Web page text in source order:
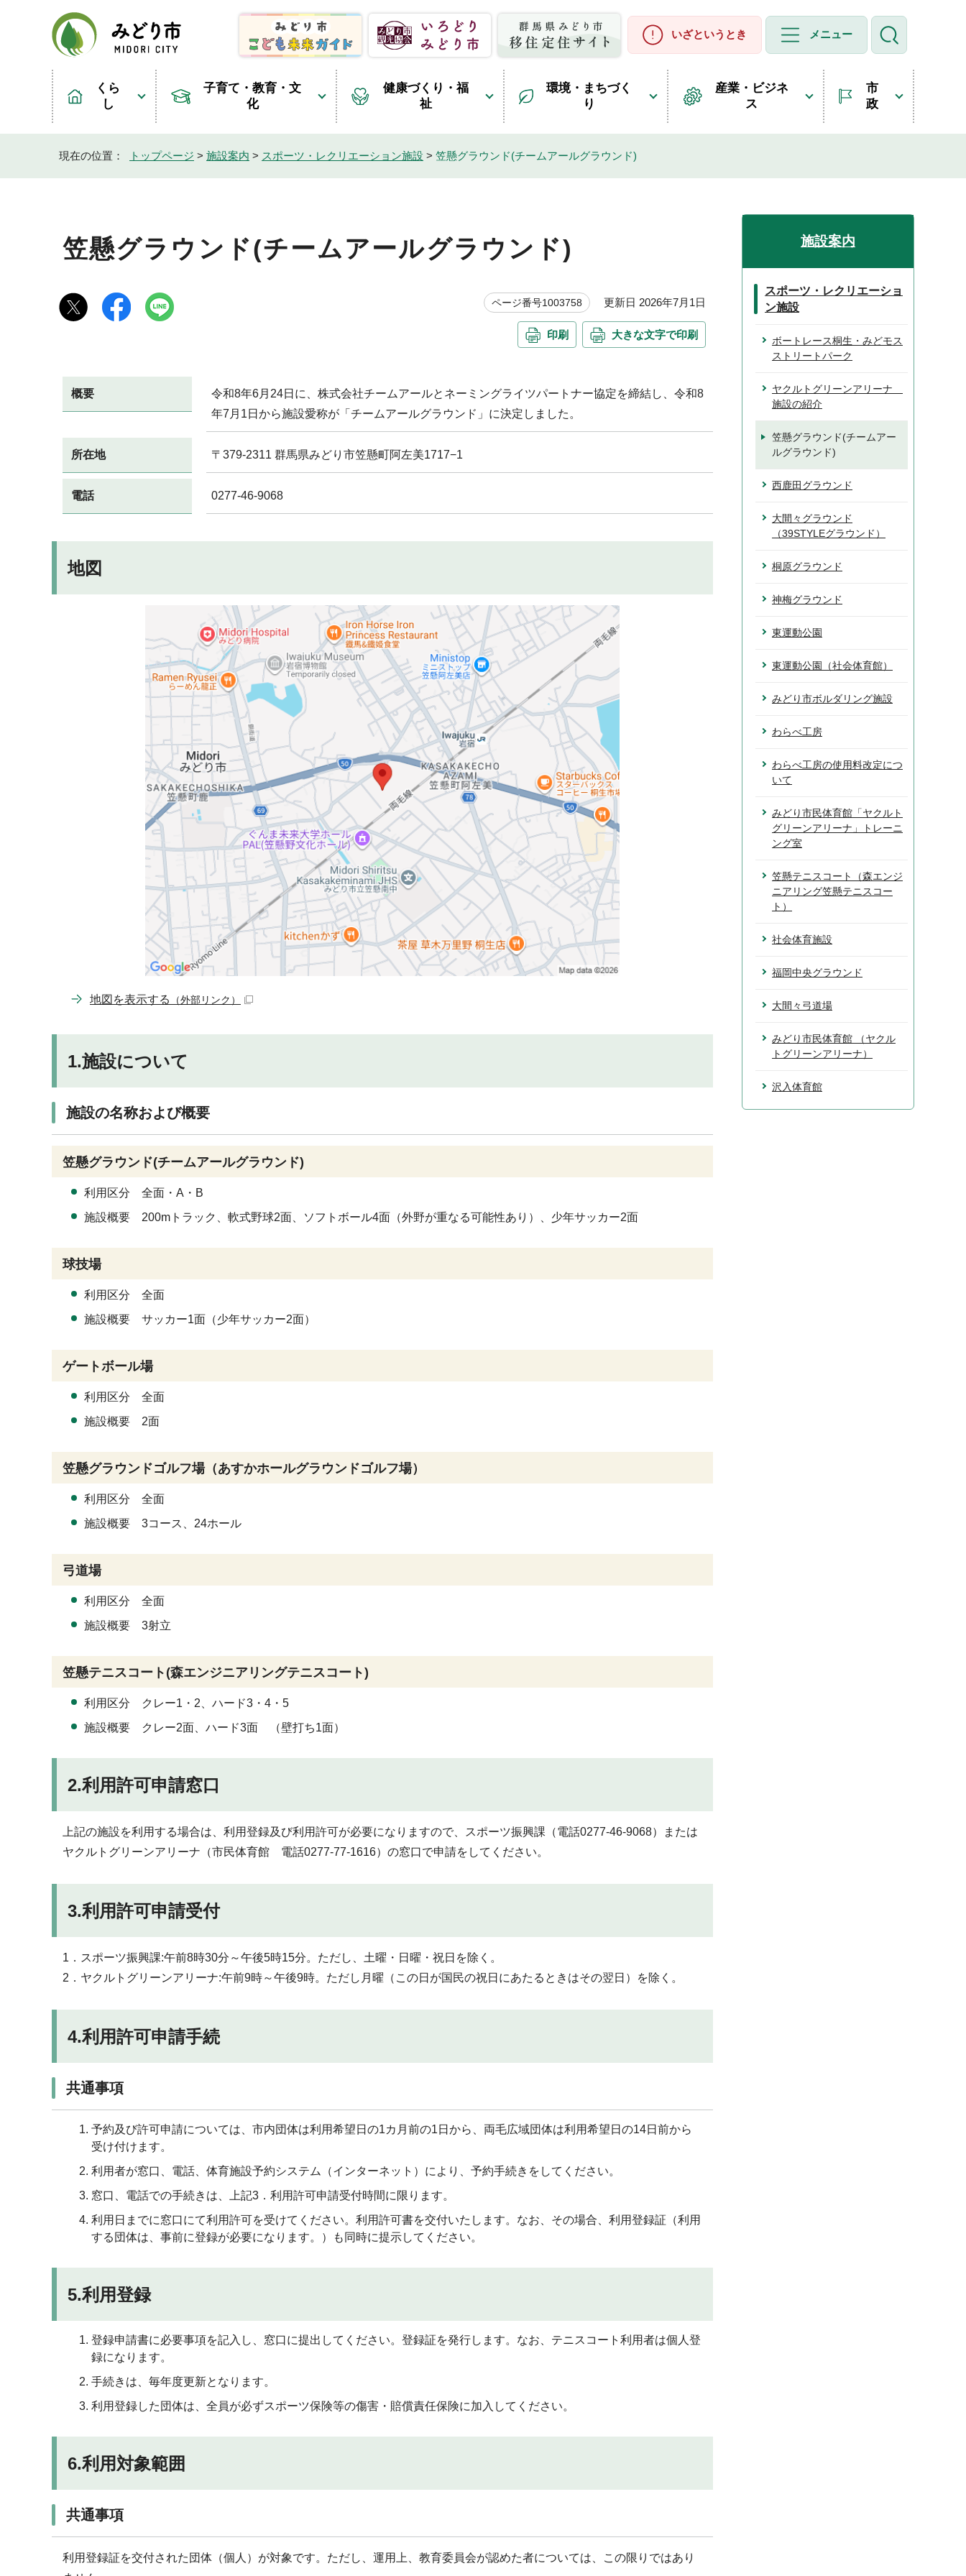
いざというとき メニュー
くら
し
子育て・教育・文
化
健康づくり・福
祉
環境・まちづく
り
産業・ビジネ
ス
市
政
現在の位置： トップページ > 施設案内 > スポーツ・レクリエーション施設 > 笠懸グラウンド(チームアールグラウンド)
笠懸グラウンド(チームアールグラウンド)
ページ番号1003758 更新日 2026年7月1日
印刷 大きな文字で印刷
概要
令和8年6月24日に、株式会社チームアールとネーミングライツパートナー協定を締結し、令和8
年7月1日から施設愛称が「チームアールグラウンド」に決定しました。
所在地 〒379-2311 群馬県みどり市笠懸町阿左美1717−1
電話 0277-46-9068
地図
地図を表示する （外部リンク）
1.施設について
施設の名称および概要
笠懸グラウンド(チームアールグラウンド)
利用区分 全面・A・B
施設概要 200mトラック、軟式野球2面、ソフトボール4面（外野が重なる可能性あり）、少年サッカー2面
球技場
利用区分 全面
施設概要 サッカー1面（少年サッカー2面）
ゲートボール場
利用区分 全面
施設概要 2面
笠懸グラウンドゴルフ場（あすかホールグラウンドゴルフ場）
利用区分 全面
施設概要 3コース、24ホール
弓道場
利用区分 全面
施設概要 3射立
笠懸テニスコート(森エンジニアリングテニスコート)
利用区分 クレー1・2、ハード3・4・5
施設概要 クレー2面、ハード3面 （壁打ち1面）
2.利用許可申請窓口
上記の施設を利用する場合は、利用登録及び利用許可が必要になりますので、スポーツ振興課（電話0277-46-9068）または
ヤクルトグリーンアリーナ（市民体育館 電話0277-77-1616）の窓口で申請をしてください。
3.利用許可申請受付
1．スポーツ振興課:午前8時30分～午後5時15分。ただし、土曜・日曜・祝日を除く。
2．ヤクルトグリーンアリーナ:午前9時～午後9時。ただし月曜（この日が国民の祝日にあたるときはその翌日）を除く。
4.利用許可申請手続
共通事項
予約及び許可申請については、市内団体は利用希望日の1カ月前の1日から、両毛広域団体は利用希望日の14日前から
受け付けます。
利用者が窓口、電話、体育施設予約システム（インターネット）により、予約手続きをしてください。
窓口、電話での手続きは、上記3．利用許可申請受付時間に限ります。
利用日までに窓口にて利用許可を受けてください。利用許可書を交付いたします。なお、その場合、利用登録証（利用
する団体は、事前に登録が必要になります。）も同時に提示してください。
5.利用登録
登録申請書に必要事項を記入し、窓口に提出してください。登録証を発行します。なお、テニスコート利用者は個人登
録になります。
手続きは、毎年度更新となります。
利用登録した団体は、全員が必ずスポーツ保険等の傷害・賠償責任保険に加入してください。
6.利用対象範囲
共通事項
利用登録証を交付された団体（個人）が対象です。ただし、運用上、教育委員会が認めた者については、この限りではあり
施設案内
スポーツ・レクリエーショ
ン施設
ボートレース桐生・みどモス
ストリートパーク
ヤクルトグリーンアリーナ
施設の紹介
笠懸グラウンド(チームアー
ルグラウンド)
西鹿田グラウンド
大間々グラウンド
（39STYLEグラウンド）
桐原グラウンド
神梅グラウンド
東運動公園
東運動公園（社会体育館）
みどり市ボルダリング施設
わらべ工房
わらべ工房の使用料改定につ
いて
みどり市民体育館「ヤクルト
グリーンアリーナ」トレーニ
ング室
笠懸テニスコート（森エンジ
ニアリング笠懸テニスコー
ト）
社会体育施設
福岡中央グラウンド
大間々弓道場
みどり市民体育館 （ヤクル
トグリーンアリーナ）
沢入体育館